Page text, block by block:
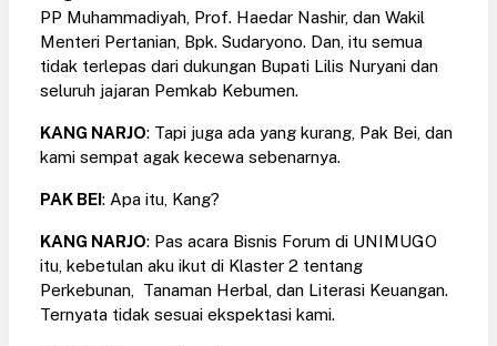
PP Muhammadiyah, Prof. Haedar Nashir, dan Wakil
Menteri Pertanian, Bpk. Sudaryono. Dan, itu semua
tidak terlepas dari dukungan Bupati Lilis Nuryani dan
seluruh jajaran Pemkab Kebumen.
KANG NARJO: Tapi juga ada yang kurang, Pak Bei, dan
kami sempat agak kecewa sebenarnya.
PAK BEI: Apa itu, Kang?
KANG NARJO: Pas acara Bisnis Forum di UNIMUGO
itu, kebetulan aku ikut di Klaster 2 tentang
Perkebunan, Tanaman Herbal, dan Literasi Keuangan.
Ternyata tidak sesuai ekspektasi kami.